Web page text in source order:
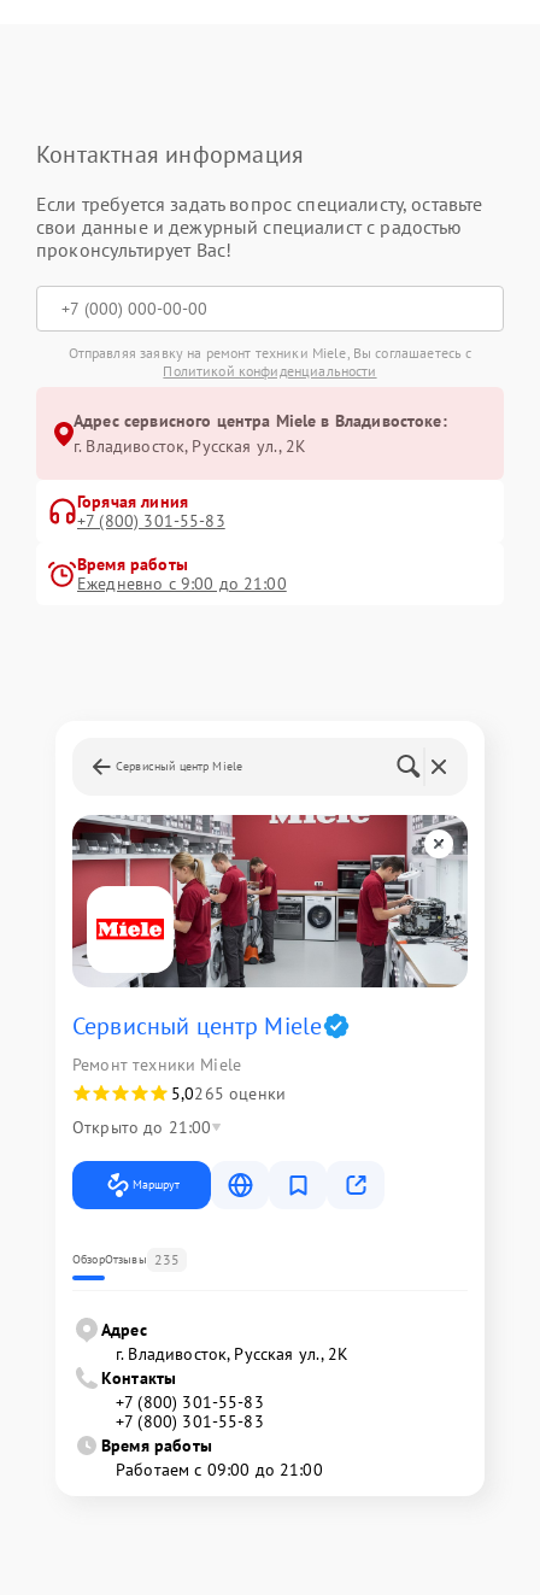
Контактная информация
Если требуется задать вопрос специалисту, оставьте
свои данные и дежурный специалист с радостью
проконсультирует Вас!
Отправляя заявку на ремонт техники Miele, Вы соглашаетесь с
Политикой конфиденциальности
Адрес сервисного центра Miele в Владивостоке:
г. Владивосток, Русская ул., 2К
Горячая линия
+7 (800) 301-55-83
Время работы
Ежедневно с 9:00 до 21:00
Сервисный центр Miele
Сервисный центр Miele
Ремонт техники Miele
5,0265 оценки
Открыто до 21:00
Маршрут
ОбзорОтзывы 235
Адрес
г. Владивосток, Русская ул., 2К
Контакты
+7 (800) 301-55-83
+7 (800) 301-55-83
Время работы
Работаем с 09:00 до 21:00